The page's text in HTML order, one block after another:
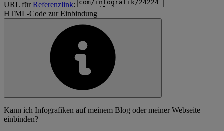
URL fürReferenzlink:
HTML-Code zur Einbindung
Kann ich Infografiken auf meinem Blog oder meiner Webseite
einbinden?